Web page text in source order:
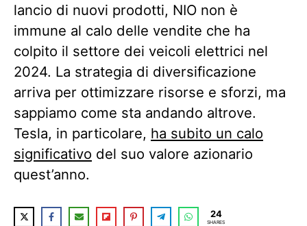
lancio di nuovi prodotti, NIO non è
immune al calo delle vendite che ha
colpito il settore dei veicoli elettrici nel
2024. La strategia di diversificazione
arriva per ottimizzare risorse e sforzi, ma
sappiamo come sta andando altrove.
Tesla, in particolare, ha subito un calo
significativo del suo valore azionario
quest’anno.
24
SHARES